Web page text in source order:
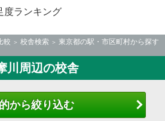
度ランキング
較 校舎検索
東京都の駅・市区町村から探す
川周辺の校舎
から絞り込む